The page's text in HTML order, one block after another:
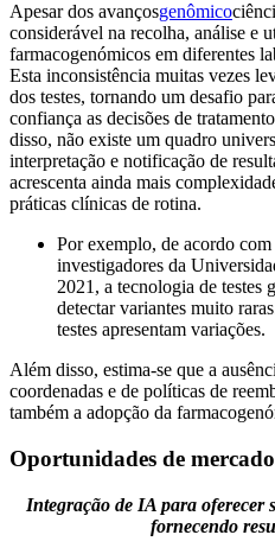
Apesar dos avançosgenômico
considerável na recolha, análise e
farmacogenómicos em diferentes
Esta inconsistência muitas vezes
dos testes, tornando um desafio
confiança as decisões de
disso, não existe um quadro
interpretação e notificação de
acrescenta ainda mais
práticas clínicas de rotina.
Por exemplo, de acordo
investigadores da
2021, a tecnologia de testes
detectar variantes muito
testes apresentam variações.
Além disso, estima-se que a
coordenadas e de políticas de
também a adopção da
Oportunidades de mercado
Integração de IA para oferecer
fornecendo